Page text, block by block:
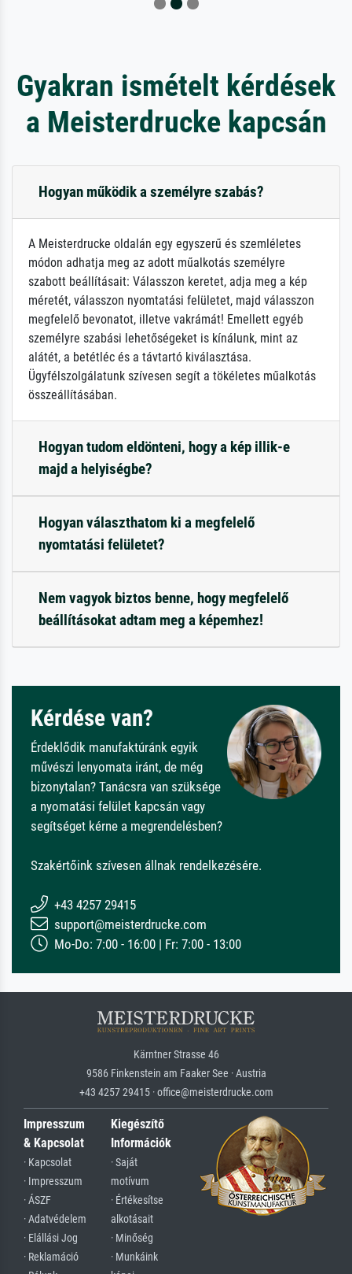
Gyakran ismételt kérdések
a Meisterdrucke kapcsán
Hogyan működik a személyre szabás?
A Meisterdrucke oldalán egy egyszerű és szemléletes
módon adhatja meg az adott műalkotás személyre
szabott beállításait: Válasszon keretet, adja meg a kép
méretét, válasszon nyomtatási felületet, majd válasszon
megfelelő bevonatot, illetve vakrámát! Emellett egyéb
személyre szabási lehetőségeket is kínálunk, mint az
alátét, a betétléc és a távtartó kiválasztása.
Ügyfélszolgálatunk szívesen segít a tökéletes műalkotás
összeállításában.
Hogyan tudom eldönteni, hogy a kép illik-e
majd a helyiségbe?
Hogyan választhatom ki a megfelelő
nyomtatási felületet?
Nem vagyok biztos benne, hogy megfelelő
beállításokat adtam meg a képemhez!
Kérdése van?
Érdeklődik manufaktúránk egyik
művészi lenyomata iránt, de még
bizonytalan? Tanácsra van szüksége
a nyomatási felület kapcsán vagy
segítséget kérne a megrendelésben?
Szakértőink szívesen állnak rendelkezésére.
+43 4257 29415
support@meisterdrucke.com
Mo-Do: 7:00 - 16:00 | Fr: 7:00 - 13:00
Kärntner Strasse 46
9586 Finkenstein am Faaker See · Austria
+43 4257 29415 · office@meisterdrucke.com
Impresszum
& Kapcsolat
· Kapcsolat
· Impresszum
· ÁSZF
· Adatvédelem
· Elállási Jog
· Reklamáció
Kiegészítő
Információk
· Saját
motívum
· Értékesítse
alkotásait
· Minőség
· Munkáink